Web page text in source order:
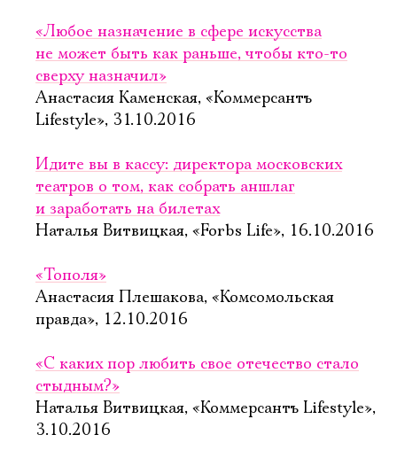
«Любое назначение в сфере искусства
не может быть как раньше, чтобы кто-то
сверху назначил»
Анастасия Каменская, «Коммерсантъ
Lifestyle», 31.10.2016
Идите вы в кассу: директора московских
театров о том, как собрать аншлаг
и заработать на билетах
Наталья Витвицкая, «Forbs Life», 16.10.2016
«Тополя»
Анастасия Плешакова, «Комсомольская
правда», 12.10.2016
«С каких пор любить свое отечество стало
стыдным?»
Наталья Витвицкая, «Коммерсантъ Lifestyle»,
3.10.2016